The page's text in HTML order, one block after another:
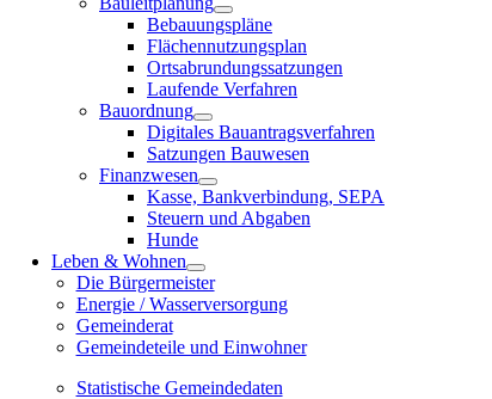
Bebauungspläne
Flächennutzungsplan
Ortsabrundungssatzungen
Laufende Verfahren
Bauordnung
Digitales Bauantragsverfahren
Satzungen Bauwesen
Finanzwesen
Kasse, Bankverbindung, SEPA
Steuern und Abgaben
Hunde
Leben & Wohnen
Die Bürgermeister
Energie / Wasserversorgung
Gemeinderat
Gemeindeteile und Einwohner
Statistische Gemeindedaten